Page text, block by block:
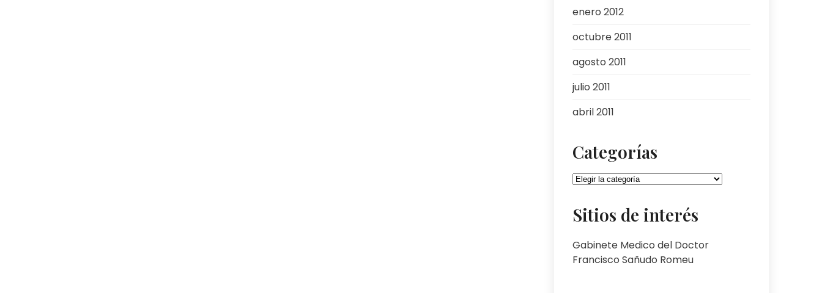
enero 2012
octubre 2011
agosto 2011
julio 2011
abril 2011
Categorías
Categorías
Sitios de interés
Gabinete Medico del Doctor
Francisco Sañudo Romeu